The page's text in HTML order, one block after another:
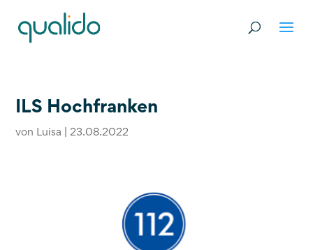
ILS Hochfranken
von Luisa |23.08.2022